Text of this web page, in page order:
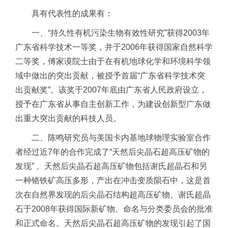
具有代表性的成果有：
一、“持久性有机污染生物有效性研究”获得2003年
广东省科学技术一等奖，并于2006年获得国家自然科学
二等奖，傅家谟院士由于在有机地球化学和环境科学领
域中做出的突出贡献，被授予首届“广东省科学技术突
出贡献奖”。该奖于2007年底由广东省人民政府设立，
授予在广东省从事自主创新工作，为建设创新型广东做
出重大突出贡献的科技人员。
二、陈鸣研究员与美国卡内基地球物理实验室合作
者经过近7年的合作完成了“天然后尖晶石超高压矿物的
发现” 。天然后尖晶石超高压矿物包括谢氏超晶石和另
一种铬铁矿高压多形，产出在冲击变质陨石中，这是首
次在自然界发现的后尖晶石结构超高压矿物。谢氏超晶
石于2008年获得国际新矿物、命名与分类委员会的批准
和正式命名。天然后尖晶石超高压矿物的发现引起了国